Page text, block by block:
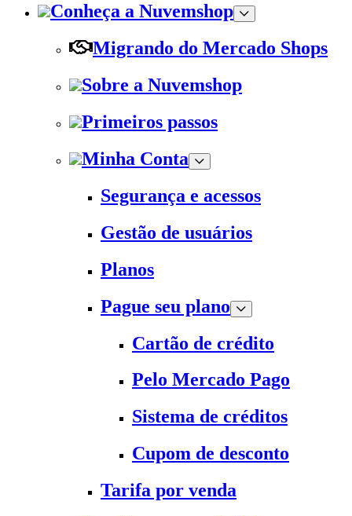
Conheça a Nuvemshop
Migrando do Mercado Shops
Sobre a Nuvemshop
Primeiros passos
Minha Conta
Segurança e acessos
Gestão de usuários
Planos
Pague seu plano
Cartão de crédito
Pelo Mercado Pago
Sistema de créditos
Cupom de desconto
Tarifa por venda